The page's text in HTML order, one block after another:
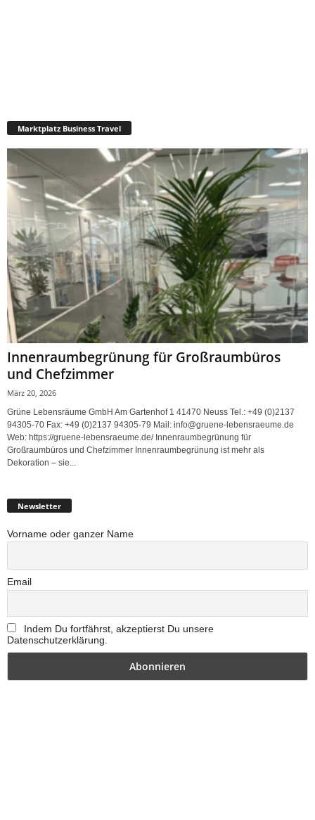
Marktplatz Business Travel
Innenraumbegrünung für Großraumbüros
und Chefzimmer
März 20, 2026
Grüne Lebensräume GmbH Am Gartenhof 1 41470 Neuss Tel.: +49 (0)2137
94305-70 Fax: +49 (0)2137 94305-79 Mail: info@gruene-lebensraeume.de
Web: https://gruene-lebensraeume.de/ Innenraumbegrünung für
Großraumbüros und Chefzimmer Innenraumbegrünung ist mehr als
Dekoration – sie...
Newsletter
Vorname oder ganzer Name
Email
Indem Du fortfährst, akzeptierst Du unsere
Datenschutzerklärung.